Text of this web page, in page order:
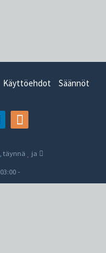
Käyttöehdot
Säännöt
, täynnä
ja
-